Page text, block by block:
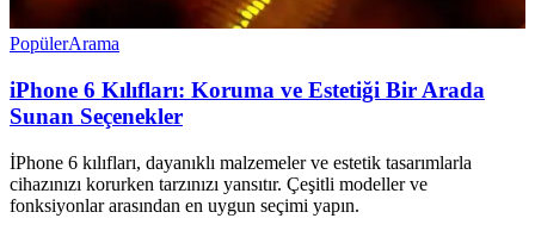
PopülerArama
iPhone 6 Kılıfları: Koruma ve Estetiği Bir Arada
Sunan Seçenekler
İPhone 6 kılıfları, dayanıklı malzemeler ve estetik tasarımlarla
cihazınızı korurken tarzınızı yansıtır. Çeşitli modeller ve
fonksiyonlar arasından en uygun seçimi yapın.